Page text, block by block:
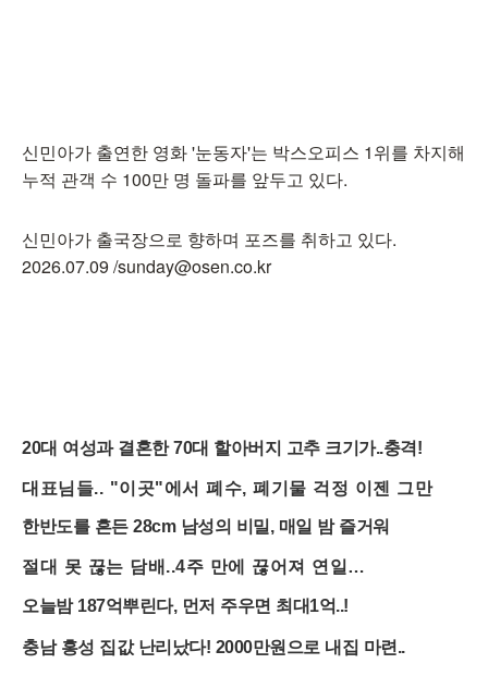
신민아가 출연한 영화 '눈동자'는 박스오피스 1위를 차지해
누적 관객 수 100만 명 돌파를 앞두고 있다.
신민아가 출국장으로 향하며 포즈를 취하고 있다.
2026.07.09 /sunday@osen.co.kr